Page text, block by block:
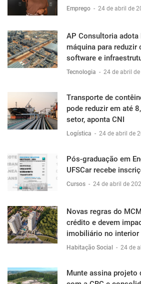
Emprego - 24 de abril de
AP Consultoria adota
máquina para reduzir
software e
Tecnologia - 24 de abril
Transporte de
pode reduzir em até
setor, aponta CNI
Logística - 24 de abril de
Pós-graduação em
UFSCar recebe
Cursos - 24 de abril de
Novas regras do
crédito e devem
imobiliário no interior
Habitação Social - 24 de
Munte assina projeto